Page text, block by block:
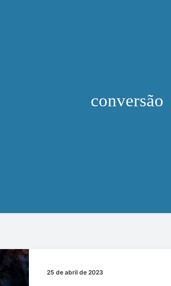
conversão
25 de abril de 2023